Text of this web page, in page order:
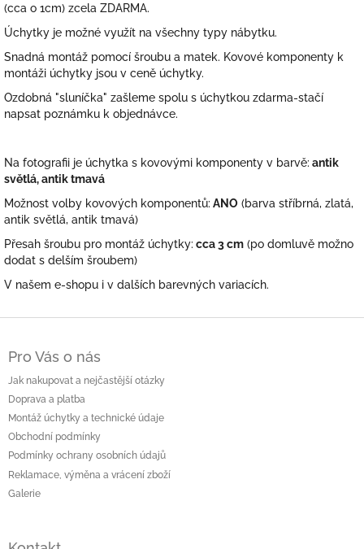
(cca o 1cm) zcela ZDARMA.
Úchytky je možné využít na všechny typy nábytku.
Snadná montáž pomocí šroubu a matek. Kovové komponenty k
montáži úchytky jsou v ceně úchytky.
Ozdobná "sluníčka" zašleme spolu s úchytkou zdarma-stačí
napsat poznámku k objednávce.
Na fotografii je úchytka s kovovými komponenty v barvě: antik
světlá, antik tmavá
Možnost volby kovových komponentů: ANO (barva stříbrná, zlatá,
antik světlá, antik tmavá)
Přesah šroubu pro montáž úchytky: cca 3 cm (po domluvě možno
dodat s delším šroubem)
V našem e-shopu i v dalších barevných variacích.
Pro Vás o nás
Jak nakupovat a nejčastější otázky
Doprava a platba
Montáž úchytky a technické údaje
Obchodní podmínky
Podmínky ochrany osobních údajů
Reklamace, výměna a vrácení zboží
Galerie